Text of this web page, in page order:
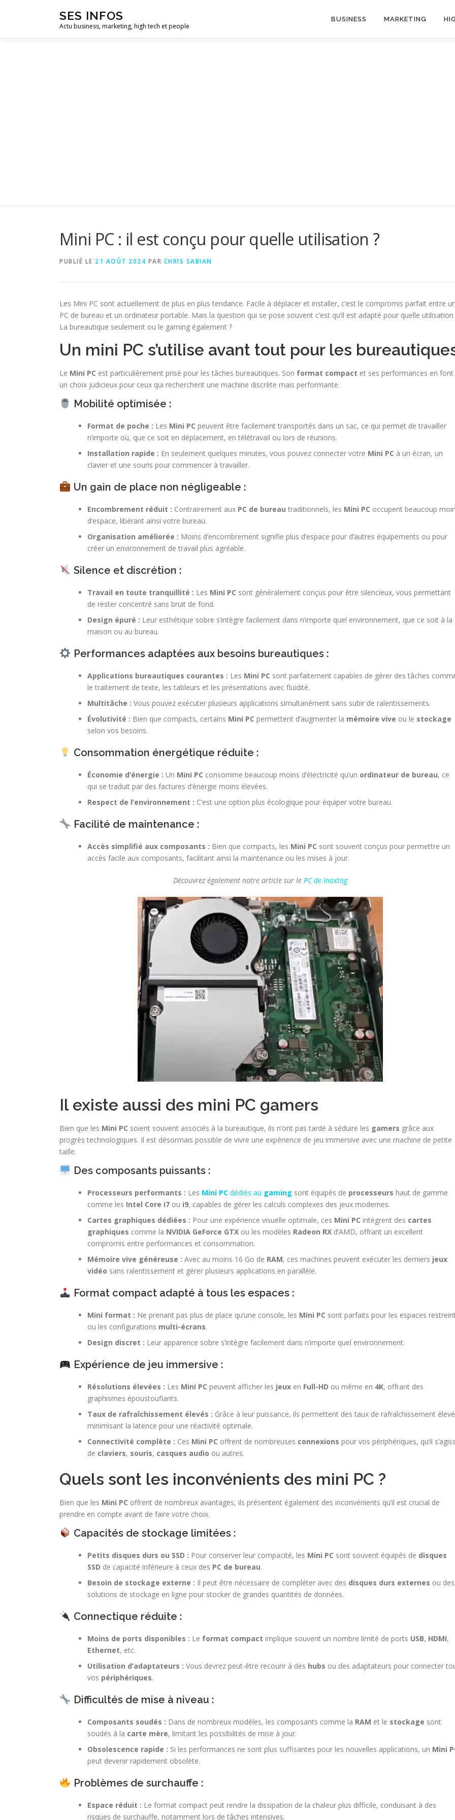
SES INFOS
Actu business, marketing, high tech et people
BUSINESS MARKETING
Mini PC : il est conçu pour quelle utilisation ?
PUBLIÉ LE 21 AOÛT 2024 PAR CHRIS SABIAN
Les Mini PC sont actuellement de plus en plus tendance. Facile à déplacer et installer, c’est le compromis parfait entre
PC de bureau et un ordinateur portable. Mais la question qui se pose souvent c’est qu’il est adapté pour quelle utilisation
La bureautique seulement ou le gaming également ?
Un mini PC s’utilise avant tout pour les
Le Mini PC est particulièrement prisé pour les tâches bureautiques. Son format compact et ses performances en font
un choix judicieux pour ceux qui recherchent une machine discrète mais performante.
Mobilité optimisée :
Format de poche : Les Mini PC peuvent être facilement transportés dans un sac, ce qui permet de travailler
n’importe où, que ce soit en déplacement, en télétravail ou lors de réunions.
Installation rapide : En seulement quelques minutes, vous pouvez connecter votre Mini PC à un écran, un
clavier et une souris pour commencer à travailler.
Un gain de place non négligeable :
Encombrement réduit : Contrairement aux PC de bureau traditionnels, les Mini PC occupent beaucoup
d’espace, libérant ainsi votre bureau.
Organisation améliorée : Moins d’encombrement signifie plus d’espace pour d’autres équipements ou pour
créer un environnement de travail plus agréable.
Silence et discrétion :
Travail en toute tranquillité : Les Mini PC sont généralement conçus pour être silencieux, vous permettant
de rester concentré sans bruit de fond.
Design épuré : Leur esthétique sobre s’intègre facilement dans n’importe quel environnement, que ce soit à la
maison ou au bureau.
Performances adaptées aux besoins bureautiques :
Applications bureautiques courantes : Les Mini PC sont parfaitement capables de gérer des tâches
le traitement de texte, les tableurs et les présentations avec fluidité.
Multitâche : Vous pouvez exécuter plusieurs applications simultanément sans subir de ralentissements.
Évolutivité : Bien que compacts, certains Mini PC permettent d’augmenter la mémoire vive ou le stockage
selon vos besoins.
Consommation énergétique réduite :
Économie d’énergie : Un Mini PC consomme beaucoup moins d’électricité qu’un ordinateur de bureau, ce
qui se traduit par des factures d’énergie moins élevées.
Respect de l’environnement : C’est une option plus écologique pour équiper votre bureau.
Facilité de maintenance :
Accès simplifié aux composants : Bien que compacts, les Mini PC sont souvent conçus pour permettre un
accès facile aux composants, facilitant ainsi la maintenance ou les mises à jour.
Découvrez également notre article sur le PC de Inoxtag
Il existe aussi des mini PC gamers
Bien que les Mini PC soient souvent associés à la bureautique, ils n’ont pas tardé à séduire les gamers grâce aux
progrès technologiques. Il est désormais possible de vivre une expérience de jeu immersive avec une machine de petite
taille.
Des composants puissants :
Processeurs performants : Les Mini PC dédiés au gaming sont équipés de processeurs haut de gamme
comme les Intel Core i7 ou i9, capables de gérer les calculs complexes des jeux modernes.
Cartes graphiques dédiées : Pour une expérience visuelle optimale, ces Mini PC intègrent des cartes
graphiques comme la NVIDIA GeForce GTX ou les modèles Radeon RX d’AMD, offrant un excellent
compromis entre performances et consommation.
Mémoire vive généreuse : Avec au moins 16 Go de RAM, ces machines peuvent exécuter les derniers jeux
vidéo sans ralentissement et gérer plusieurs applications en parallèle.
Format compact adapté à tous les espaces :
Mini format : Ne prenant pas plus de place qu’une console, les Mini PC sont parfaits pour les espaces
ou les configurations multi-écrans.
Design discret : Leur apparence sobre s’intègre facilement dans n’importe quel environnement.
Expérience de jeu immersive :
Résolutions élevées : Les Mini PC peuvent afficher les jeux en Full-HD ou même en 4K, offrant des
graphismes époustouflants.
Taux de rafraîchissement élevés : Grâce à leur puissance, ils permettent des taux de rafraîchissement
minimisant la latence pour une réactivité optimale.
Connectivité complète : Ces Mini PC offrent de nombreuses connexions pour vos périphériques, qu’il
de claviers, souris, casques audio ou autres.
Quels sont les inconvénients des mini PC ?
Bien que les Mini PC offrent de nombreux avantages, ils présentent également des inconvénients qu’il est crucial de
prendre en compte avant de faire votre choix.
Capacités de stockage limitées :
Petits disques durs ou SSD : Pour conserver leur compacité, les Mini PC sont souvent équipés de disques
SSD de capacité inférieure à ceux des PC de bureau.
Besoin de stockage externe : Il peut être nécessaire de compléter avec des disques durs externes ou des
solutions de stockage en ligne pour stocker de grandes quantités de données.
Connectique réduite :
Moins de ports disponibles : Le format compact implique souvent un nombre limité de ports USB, HDMI,
Ethernet, etc.
Utilisation d’adaptateurs : Vous devrez peut-être recourir à des hubs ou des adaptateurs pour connecter
vos périphériques.
Difficultés de mise à niveau :
Composants soudés : Dans de nombreux modèles, les composants comme la RAM et le stockage sont
soudés à la carte mère, limitant les possibilités de mise à jour.
Obsolescence rapide : Si les performances ne sont plus suffisantes pour les nouvelles applications, un Mini
peut devenir rapidement obsolète.
Problèmes de surchauffe :
Espace réduit : Le format compact peut rendre la dissipation de la chaleur plus difficile, conduisant à des
risques de surchauffe, notamment lors de tâches intensives.